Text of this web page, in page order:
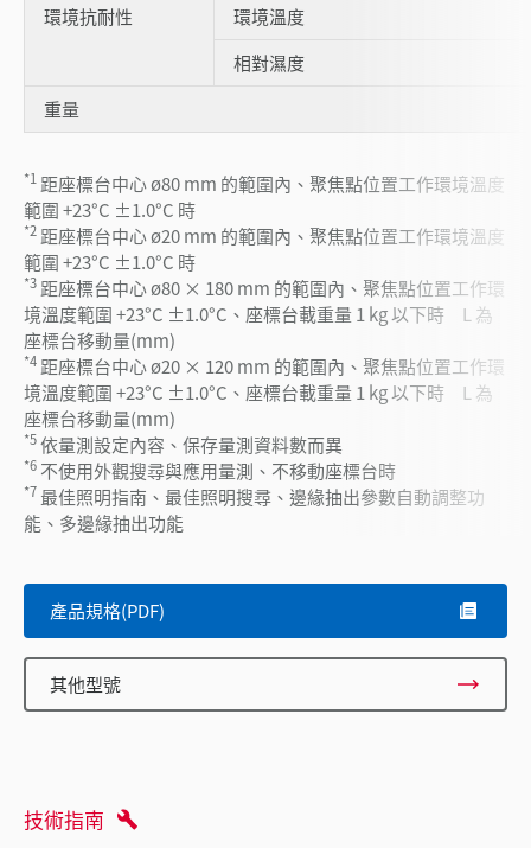
環境抗耐性
環境溫度
相對濕度
重量
*1 距座標台中心 ø80 mm 的範圍內、聚焦點位置工作環境溫度
範圍 +23°C ±1.0°C 時
*2 距座標台中心 ø20 mm 的範圍內、聚焦點位置工作環境溫度
範圍 +23°C ±1.0°C 時
*3 距座標台中心 ø80 × 180 mm 的範圍內、聚焦點位置工作環
境溫度範圍 +23°C ±1.0°C、座標台載重量 1 kg 以下時 L 為
座標台移動量(mm)
*4 距座標台中心 ø20 × 120 mm 的範圍內、聚焦點位置工作環
境溫度範圍 +23°C ±1.0°C、座標台載重量 1 kg 以下時 L 為
座標台移動量(mm)
*5依量測設定內容、保存量測資料數而異
*6 不使用外觀搜尋與應用量測、不移動座標台時
*7 最佳照明指南、最佳照明搜尋、邊緣抽出參數自動調整功
能、多邊緣抽出功能
產品規格(PDF)
其他型號
技術指南